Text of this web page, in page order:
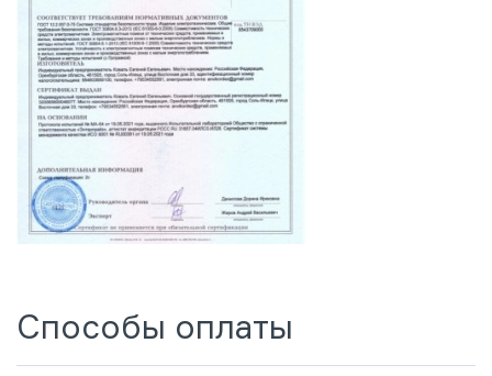
Способы оплаты